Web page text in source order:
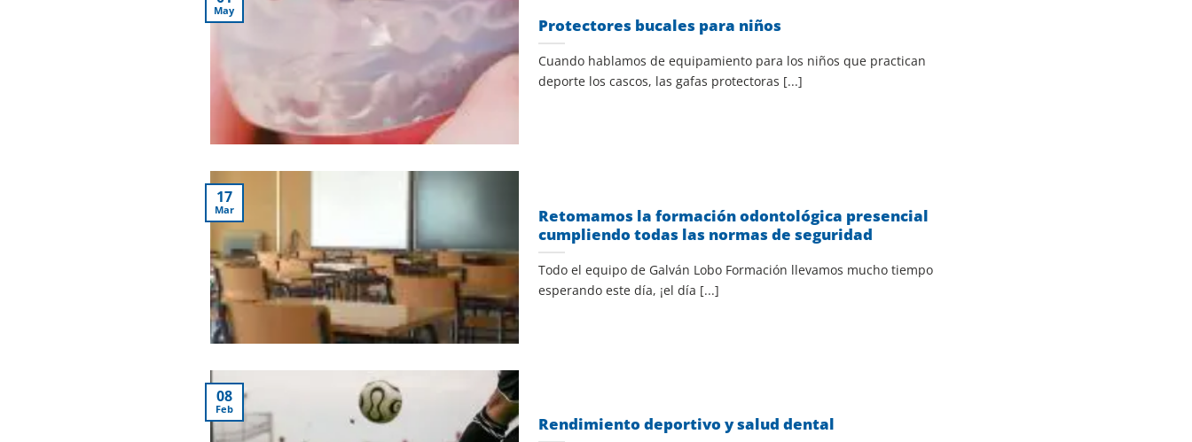
Protectores bucales para niños
Cuando hablamos de equipamiento para los niños que practican
deporte los cascos, las gafas protectoras [...]
May
Retomamos la formación odontológica presencial
cumpliendo todas las normas de seguridad
Todo el equipo de Galván Lobo Formación llevamos mucho tiempo
esperando este día, ¡el día [...]
17
Mar
Rendimiento deportivo y salud dental
08
Feb